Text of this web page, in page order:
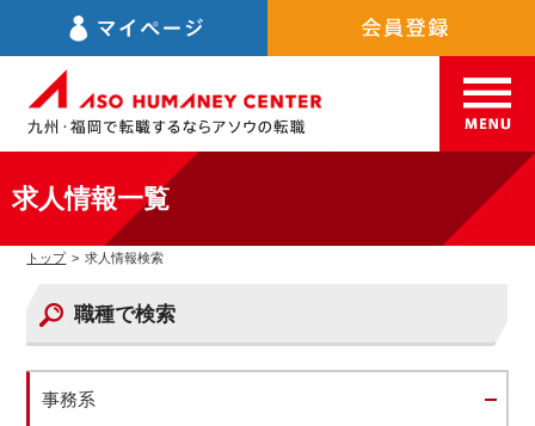
求人情報一覧
トップ > 求人情報検索
職種で検索
事務系